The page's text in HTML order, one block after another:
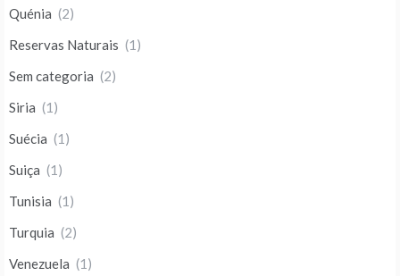
Quénia (2)
Reservas Naturais (1)
Sem categoria (2)
Siria (1)
Suécia (1)
Suiça (1)
Tunisia (1)
Turquia (2)
Venezuela (1)